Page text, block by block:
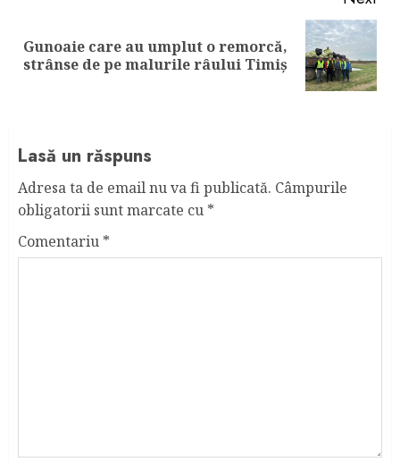
Next
post:
Gunoaie care au umplut o remorcă,
strânse de pe malurile râului Timiș
Lasă un răspuns
Adresa ta de email nu va fi publicată. Câmpurile
obligatorii sunt marcate cu *
Comentariu *